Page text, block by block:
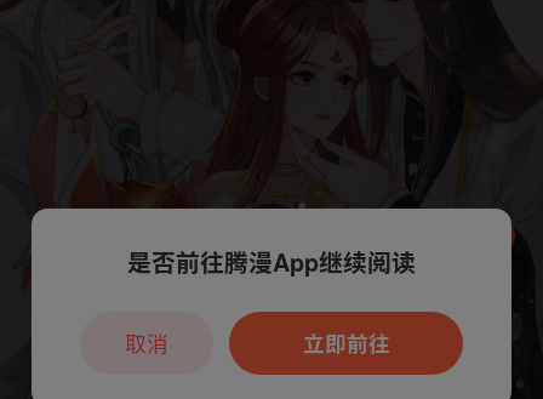
本章节仅支持App阅读，可打开App新用
户7天免费看
是否前往腾漫App继续阅读
立即前往
取消